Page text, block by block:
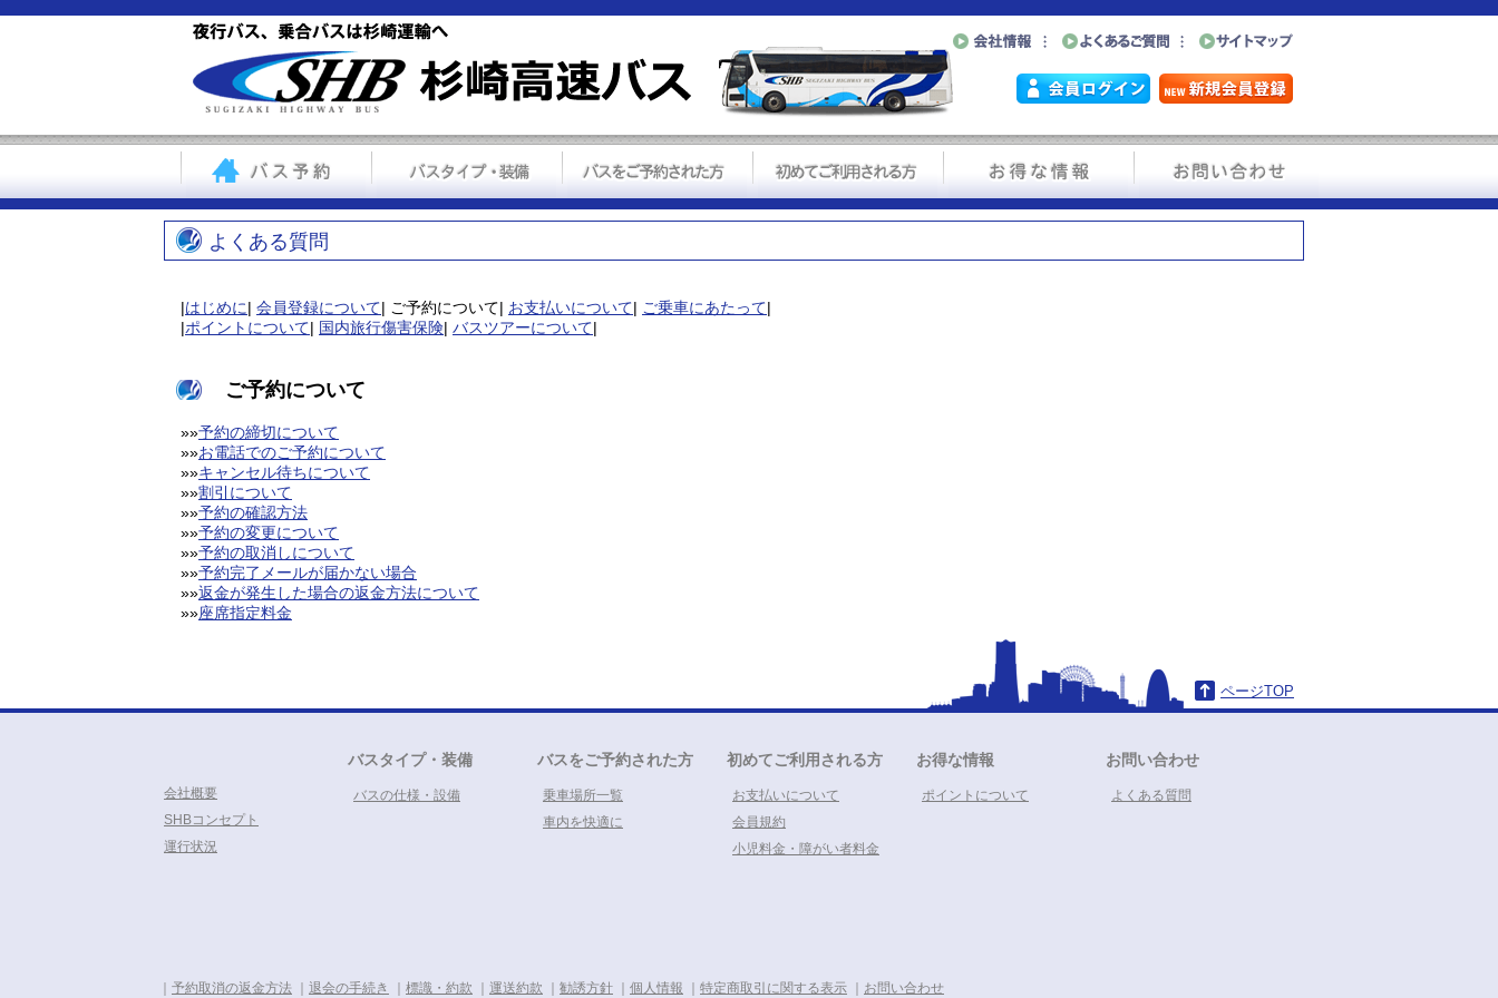
よくある質問
|はじめに| 会員登録について| ご予約について| お支払いについて| ご乗車にあたって|
|ポイントについて| 国内旅行傷害保険| バスツアーについて|
ご予約について
»»予約の締切について
»»お電話でのご予約について
»»キャンセル待ちについて
»»割引について
»»予約の確認方法
»»予約の変更について
»»予約の取消しについて
»»予約完了メールが届かない場合
»»返金が発生した場合の返金方法について
»»座席指定料金
ページTOP
会社概要
SHBコンセプト
運行状況
バスタイプ・装備
バスの仕様・設備
バスをご予約された方
乗車場所一覧
車内を快適に
初めてご利用される方
お支払いについて
会員規約
小児料金・障がい者料金
お得な情報
ポイントについて
お問い合わせ
よくある質問
予約取消の返金方法 退会の手続き 標識・約款 運送約款 勧誘方針 個人情報 特定商取引に関する表示 お問い合わせ